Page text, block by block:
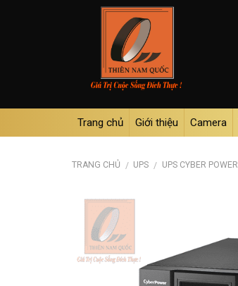
Trang chủ Giới thiệu Camera
TRANG CHỦ / UPS / UPS CYBER POWER